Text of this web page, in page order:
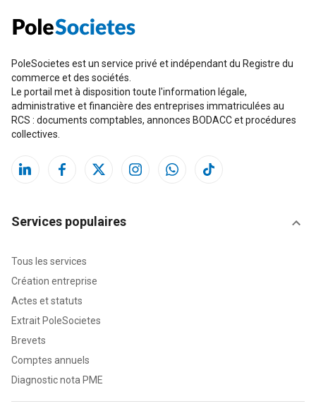
PoleSocietes est un service privé et indépendant du Registre du
commerce et des sociétés.
Le portail met à disposition toute l'information légale,
administrative et financière des entreprises immatriculées au
RCS : documents comptables, annonces BODACC et procédures
collectives.
Services populaires
Tous les services
Création entreprise
Actes et statuts
Extrait PoleSocietes
Brevets
Comptes annuels
Diagnostic nota PME